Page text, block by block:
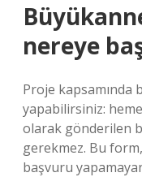
nereye
Proje
yapabilirsiniz:
olarak gönderilen
gerekmez. Bu
başvuru